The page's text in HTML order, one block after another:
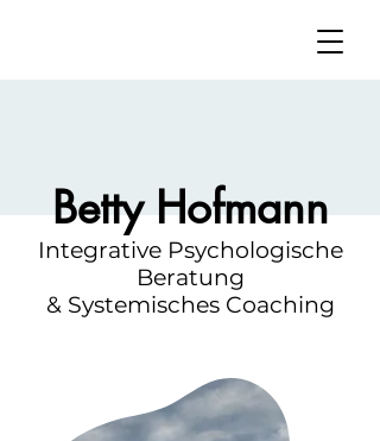
Betty Hofmann
Integrative Psychologische
Beratung
& Systemisches Coaching